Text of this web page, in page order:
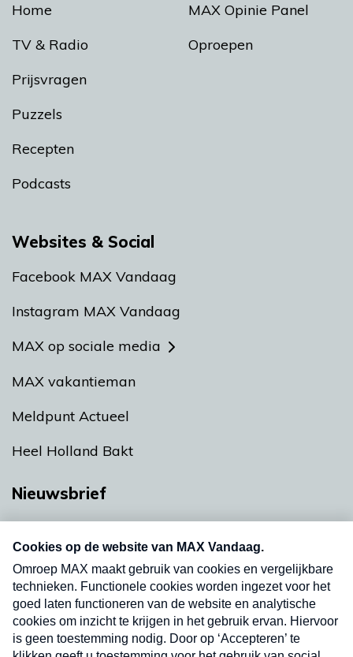
Home
TV & Radio
Prijsvragen
Puzzels
Recepten
Podcasts
MAX Opinie Panel
Oproepen
Websites & Social
Facebook MAX Vandaag
Instagram MAX Vandaag
MAX op sociale media
MAX vakantieman
Meldpunt Actueel
Heel Holland Bakt
Nieuwsbrief
nieuwsbrief. Elke vrijdag- en dinsdagochtend in
uw mailbox.
Verzend